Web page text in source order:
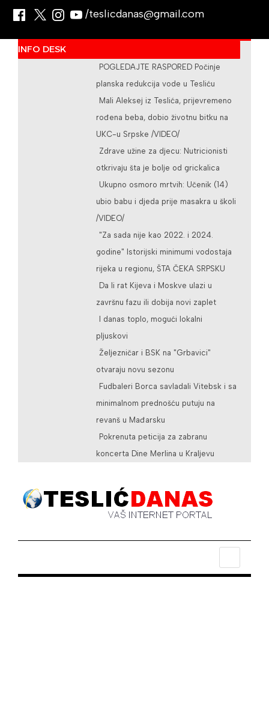
/teslicdanas@gmail.com
INFO DESK
POGLEDAJTE RASPORED Počinje
planska redukcija vode u Tesliću
Mali Aleksej iz Teslića, prijevremeno
rođena beba, dobio životnu bitku na
UKC-u Srpske /VIDEO/
Zdrave užine za djecu: Nutricionisti
otkrivaju šta je bolje od grickalica
Ukupno osmoro mrtvih: Učenik (14)
ubio babu i djeda prije masakra u školi
/VIDEO/
"Za sada nije kao 2022. i 2024.
godine" Istorijski minimumi vodostaja
rijeka u regionu, ŠTA ČEKA SRPSKU
Da li rat Kijeva i Moskve ulazi u
završnu fazu ili dobija novi zaplet
I danas toplo, mogući lokalni
pljuskovi
Željezničar i BSK na "Grbavici"
otvaraju novu sezonu
Fudbaleri Borca savladali Vitebsk i sa
minimalnom prednošću putuju na
revanš u Mađarsku
Pokrenuta peticija za zabranu
koncerta Dine Merlina u Kraljevu